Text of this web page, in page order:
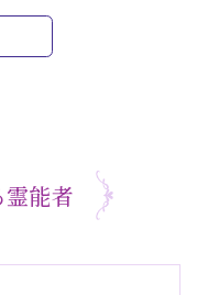
能者